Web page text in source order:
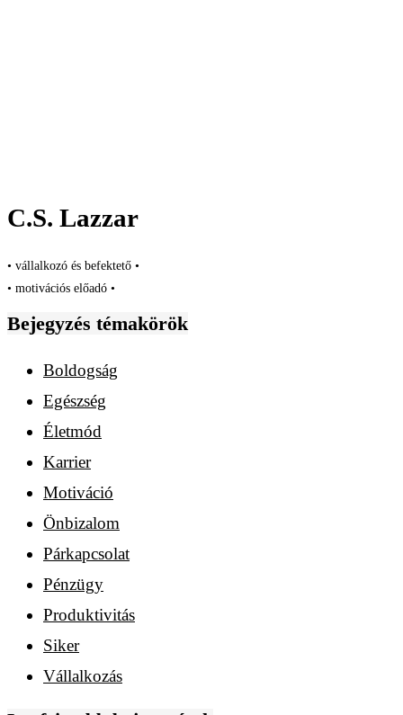
C.S. Lazzar
• vállalkozó és befektető •
• motivációs előadó •
Bejegyzés témakörök
Boldogság
Egészség
Életmód
Karrier
Motiváció
Önbizalom
Párkapcsolat
Pénzügy
Produktivitás
Siker
Vállalkozás